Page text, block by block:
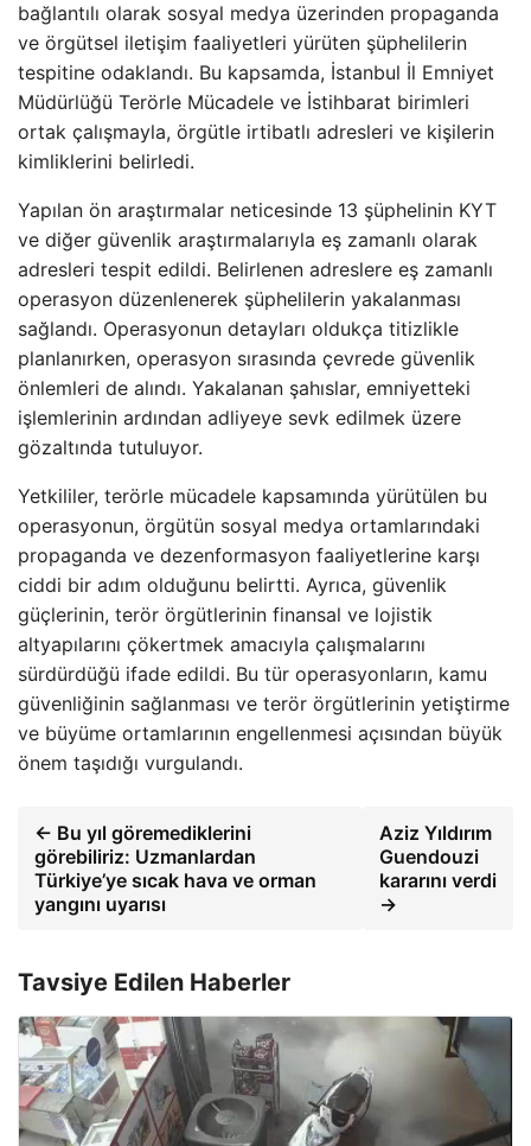
bağlantılı olarak sosyal medya üzerinden propaganda
ve örgütsel iletişim faaliyetleri yürüten şüphelilerin
tespitine odaklandı. Bu kapsamda, İstanbul İl Emniyet
Müdürlüğü Terörle Mücadele ve İstihbarat birimleri
ortak çalışmayla, örgütle irtibatlı adresleri ve kişilerin
kimliklerini belirledi.
Yapılan ön araştırmalar neticesinde 13 şüphelinin KYT
ve diğer güvenlik araştırmalarıyla eş zamanlı olarak
adresleri tespit edildi. Belirlenen adreslere eş zamanlı
operasyon düzenlenerek şüphelilerin yakalanması
sağlandı. Operasyonun detayları oldukça titizlikle
planlanırken, operasyon sırasında çevrede güvenlik
önlemleri de alındı. Yakalanan şahıslar, emniyetteki
işlemlerinin ardından adliyeye sevk edilmek üzere
gözaltında tutuluyor.
Yetkililer, terörle mücadele kapsamında yürütülen bu
operasyonun, örgütün sosyal medya ortamlarındaki
propaganda ve dezenformasyon faaliyetlerine karşı
ciddi bir adım olduğunu belirtti. Ayrıca, güvenlik
güçlerinin, terör örgütlerinin finansal ve lojistik
altyapılarını çökertmek amacıyla çalışmalarını
sürdürdüğü ifade edildi. Bu tür operasyonların, kamu
güvenliğinin sağlanması ve terör örgütlerinin yetiştirme
ve büyüme ortamlarının engellenmesi açısından büyük
önem taşıdığı vurgulandı.
← Bu yıl göremediklerini
görebiliriz: Uzmanlardan
Türkiye’ye sıcak hava ve orman
yangını uyarısı
Aziz Yıldırım
Guendouzi
kararını verdi
→
Tavsiye Edilen Haberler